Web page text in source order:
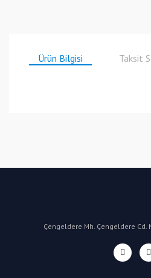
Ürün Bilgisi Taksit
Çengeldere Mh. Çengeldere Cd.